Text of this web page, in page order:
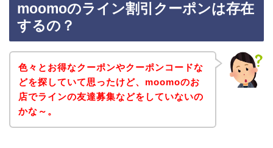
moomoのライン割引クーポンは存在
するの？
色々とお得なクーポンやクーポンコードな
どを探していて思ったけど、moomoのお
店でラインの友達募集などをしていないの
かな～。